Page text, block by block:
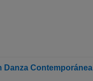
Danza Contemporánea